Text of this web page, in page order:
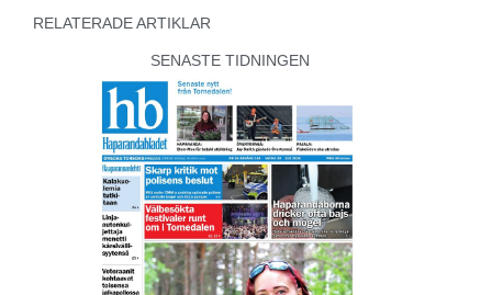
RELATERADE ARTIKLAR
SENASTE TIDNINGEN